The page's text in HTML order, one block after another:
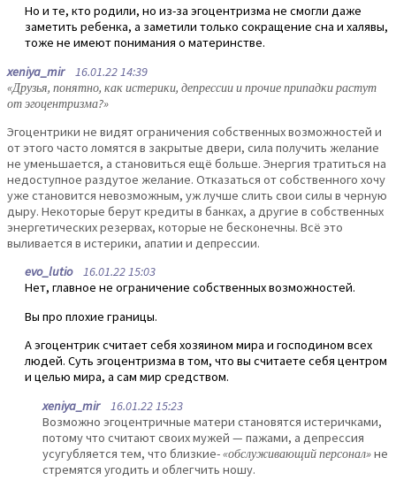
Но и те, кто родили, но из-за эгоцентризма не смогли даже
заметить ребенка, а заметили только сокращение сна и халявы,
тоже не имеют понимания о материнстве.
xeniya_mir16.01.22 14:39
«Друзья, понятно, как истерики, депрессии и прочие припадки растут
от эгоцентризма?»
Эгоцентрики не видят ограничения собственных возможностей и
от этого часто ломятся в закрытые двери, сила получить желание
не уменьшается, а становиться ещё больше. Энергия тратиться на
недоступное раздутое желание. Отказаться от собственного хочу
уже становится невозможным, уж лучше слить свои силы в черную
дыру. Некоторые берут кредиты в банках, а другие в собственных
энергетических резервах, которые не бесконечны. Всё это
выливается в истерики, апатии и депрессии.
evo_lutio16.01.22 15:03
Нет, главное не ограничение собственных возможностей.
Вы про плохие границы.
А эгоцентрик считает себя хозяином мира и господином всех
людей. Суть эгоцентризма в том, что вы считаете себя центром
и целью мира, а сам мир средством.
xeniya_mir16.01.22 15:23
Возможно эгоцентричные матери становятся истеричками,
потому что считают своих мужей — пажами, а депрессия
усугубляется тем, что близкие-«обслуживающий персонал»не
стремятся угодить и облегчить ношу.